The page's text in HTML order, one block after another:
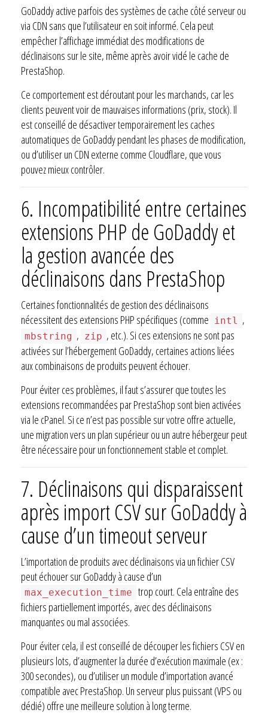
GoDaddy active parfois des systèmes de cache côté serveur ou
via CDN sans que l’utilisateur en soit informé. Cela peut
empêcher l’affichage immédiat des modifications de
déclinaisons sur le site, même après avoir vidé le cache de
PrestaShop.
Ce comportement est déroutant pour les marchands, car les
clients peuvent voir de mauvaises informations (prix, stock). Il
est conseillé de désactiver temporairement les caches
automatiques de GoDaddy pendant les phases de modification,
ou d’utiliser un CDN externe comme Cloudflare, que vous
pouvez mieux contrôler.
6. Incompatibilité entre certaines
extensions PHP de GoDaddy et
la gestion avancée des
déclinaisons dans PrestaShop
Certaines fonctionnalités de gestion des déclinaisons
nécessitent des extensions PHP spécifiques (comme
intl ,
mbstring , zip , etc.). Si ces extensions ne sont pas
activées sur l’hébergement GoDaddy, certaines actions liées
aux combinaisons de produits peuvent échouer.
Pour éviter ces problèmes, il faut s’assurer que toutes les
extensions recommandées par PrestaShop sont bien activées
via le cPanel. Si ce n’est pas possible sur votre offre actuelle,
une migration vers un plan supérieur ou un autre hébergeur peut
être nécessaire pour un fonctionnement stable et complet.
7. Déclinaisons qui disparaissent
après import CSV sur GoDaddy à
cause d’un timeout serveur
L’importation de produits avec déclinaisons via un fichier CSV
peut échouer sur GoDaddy à cause d’un
max_execution_time trop court. Cela entraîne des
fichiers partiellement importés, avec des déclinaisons
manquantes ou mal associées.
Pour éviter cela, il est conseillé de découper les fichiers CSV en
plusieurs lots, d’augmenter la durée d’exécution maximale (ex :
300 secondes), ou d’utiliser un module d’importation avancé
compatible avec PrestaShop. Un serveur plus puissant (VPS ou
dédié) offre une meilleure solution à long terme.